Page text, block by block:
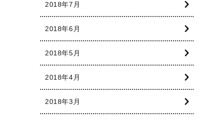
2018年7月
2018年6月
2018年5月
2018年4月
2018年3月